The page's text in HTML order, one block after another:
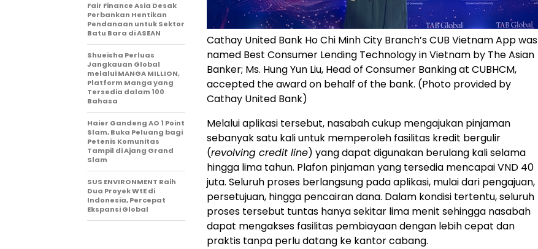
Cathay United Bank Ho Chi Minh City Branch’s CUB Vietnam App was
named Best Consumer Lending Technology in Vietnam by The Asian
Banker; Ms. Hung Yun Liu, Head of Consumer Banking at CUBHCM,
accepted the award on behalf of the bank. (Photo provided by
Cathay United Bank)
Melalui aplikasi tersebut, nasabah cukup mengajukan pinjaman
sebanyak satu kali untuk memperoleh fasilitas kredit bergulir
(revolving credit line) yang dapat digunakan berulang kali selama
hingga lima tahun. Plafon pinjaman yang tersedia mencapai VND 40
juta. Seluruh proses berlangsung pada aplikasi, mulai dari pengajuan,
persetujuan, hingga pencairan dana. Dalam kondisi tertentu, seluruh
proses tersebut tuntas hanya sekitar lima menit sehingga nasabah
dapat mengakses fasilitas pembiayaan dengan lebih cepat dan
praktis tanpa perlu datang ke kantor cabang.
Fair Finance Asia Desak
Perbankan Hentikan
Pendanaan untuk Sektor
Batu Bara di ASEAN
Shueisha Perluas
Jangkauan Global
melalui MANGA MILLION,
Platform Manga yang
Tersedia dalam 100
Bahasa
Haier Gandeng AO 1 Point
Slam, Buka Peluang bagi
Petenis Komunitas
Tampil di Ajang Grand
Slam
SUS ENVIRONMENT Raih
Dua Proyek WtE di
Indonesia, Percepat
Ekspansi Global